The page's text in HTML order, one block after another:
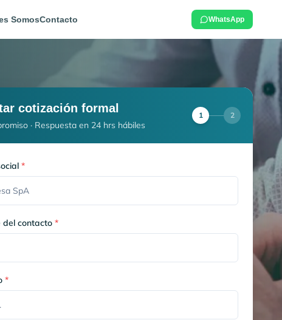
SomosContacto WhatsApp
cotización formal
· Respuesta en 24 hrs hábiles
1 2
*
del contacto *
*